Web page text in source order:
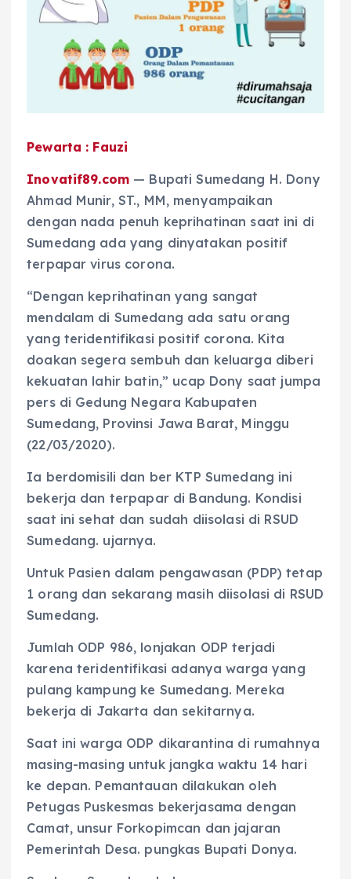
Pewarta : Fauzi
Inovatif89.com — Bupati Sumedang H. Dony
Ahmad Munir, ST., MM, menyampaikan
dengan nada penuh keprihatinan saat ini di
Sumedang ada yang dinyatakan positif
terpapar virus corona.
“Dengan keprihatinan yang sangat
mendalam di Sumedang ada satu orang
yang teridentifikasi positif corona. Kita
doakan segera sembuh dan keluarga diberi
kekuatan lahir batin,” ucap Dony saat jumpa
pers di Gedung Negara Kabupaten
Sumedang, Provinsi Jawa Barat, Minggu
(22/03/2020).
Ia berdomisili dan ber KTP Sumedang ini
bekerja dan terpapar di Bandung. Kondisi
saat ini sehat dan sudah diisolasi di RSUD
Sumedang. ujarnya.
Untuk Pasien dalam pengawasan (PDP) tetap
1 orang dan sekarang masih diisolasi di RSUD
Sumedang.
Jumlah ODP 986, lonjakan ODP terjadi
karena teridentifikasi adanya warga yang
pulang kampung ke Sumedang. Mereka
bekerja di Jakarta dan sekitarnya.
Saat ini warga ODP dikarantina di rumahnya
masing-masing untuk jangka waktu 14 hari
ke depan. Pemantauan dilakukan oleh
Petugas Puskesmas bekerjasama dengan
Camat, unsur Forkopimcan dan jajaran
Pemerintah Desa. pungkas Bupati Donya.